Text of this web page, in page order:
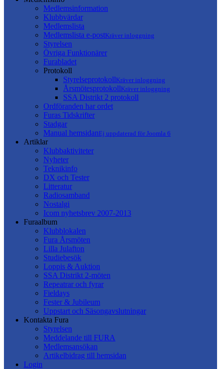
Medlemsinformation
Klubbvärdar
Medlemslista
Medlemslista e-postKräver inloggning
Styrelsen
Övriga Funktionärer
Furabladet
Protokoll
StyrelseprotokollKräver inloggning
ÅrsmötesprotokollKräver inloggning
SSA Distrikt 2 protokoll
Ordföranden har ordet
Furas Tidskrifter
Stadgar
Manual hemsidanEj uppdaterad för Joomla 6
Artiklar
Klubbaktiviteter
Nyheter
Teknikinfo
DX och Tester
Litteratur
Radiosamband
Nostalgi
Icom nyhetsbrev 2007-2013
Furaalbum
Klubblokalen
Fura Årsmöten
Lilla Julafton
Studiebesök
Loppis & Auktion
SSA Distrikt 2-möten
Repeatrar och fyrar
Fieldays
Fester & Jubileum
Uppstart och Säsongavslutningar
Kontakta Fura
Styrelsen
Meddelande till FURA
Medlemsansökan
Artikelbidrag till hemsidan
Login